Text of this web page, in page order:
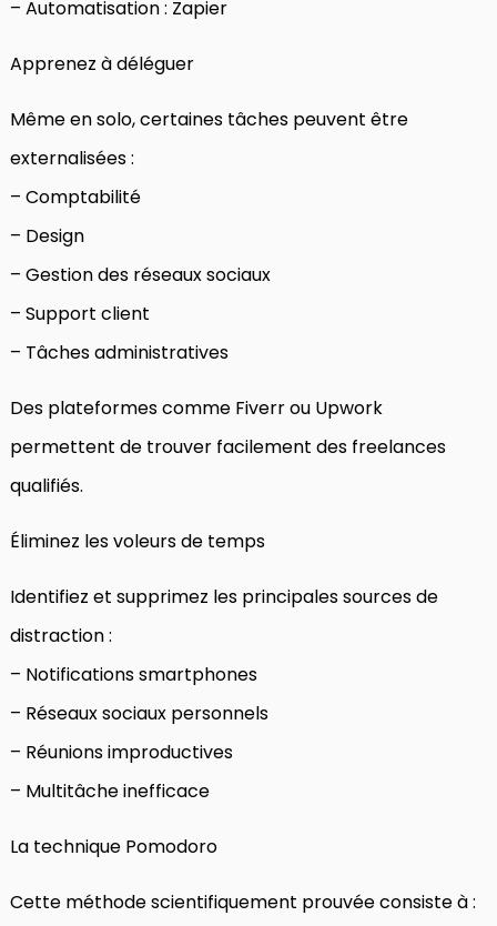
– Automatisation : Zapier
Apprenez à déléguer
Même en solo, certaines tâches peuvent être
externalisées :
– Comptabilité
– Design
– Gestion des réseaux sociaux
– Support client
– Tâches administratives
Des plateformes comme Fiverr ou Upwork
permettent de trouver facilement des freelances
qualifiés.
Éliminez les voleurs de temps
Identifiez et supprimez les principales sources de
distraction :
– Notifications smartphones
– Réseaux sociaux personnels
– Réunions improductives
– Multitâche inefficace
La technique Pomodoro
Cette méthode scientifiquement prouvée consiste à :